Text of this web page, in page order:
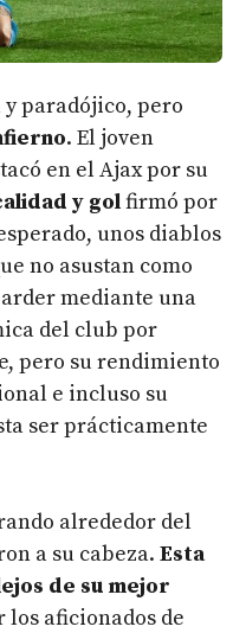
paradójico, pero
. El joven
en el Ajax por su
y golfirmó por
unos diablos
no asustan como
mediante una
del club por
pero su rendimiento
e incluso su
ser prácticamente
alrededor del
a su cabeza. Esta
de su mejor
aficionados de